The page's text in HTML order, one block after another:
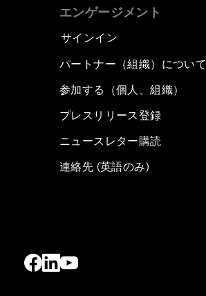
エンゲージメント
サインイン
パートナー（組織）について
参加する（個人、組織）
プレスリリース登録
ニュースレター購読
連絡先 (英語のみ)